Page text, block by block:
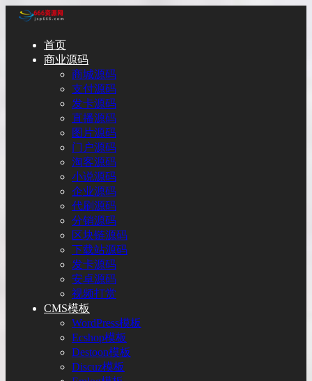
首页
商业源码
商城源码
支付源码
发卡源码
直播源码
图片源码
门户源码
淘客源码
小说源码
企业源码
代刷源码
分销源码
区块链源码
下载站源码
发卡源码
安卓源码
视频打赏
CMS模板
WordPress模板
Ecshop模板
Destoon模板
Discuz模板